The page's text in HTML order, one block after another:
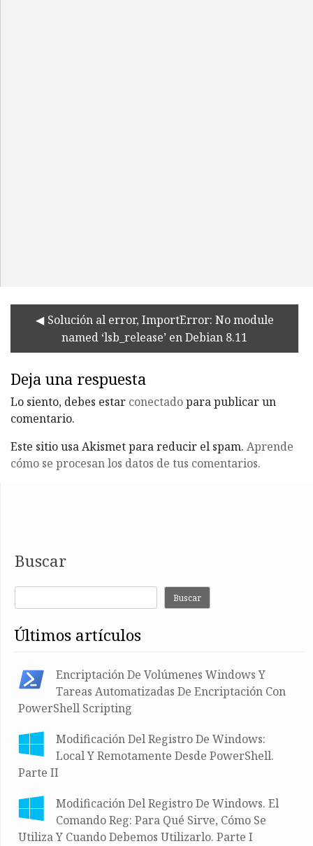
Solución al error, ImportError: No module
named ‘lsb_release’ en Debian 8.11
Deja una respuesta
Lo siento, debes estar conectadopara publicar un
comentario.
Este sitio usa Akismet para reducir el spam. Aprende
cómo se procesan los datos de tus comentarios.
Buscar
Buscar
últimos artículos
Encriptación De Volúmenes Windows Y
Tareas Automatizadas De Encriptación Con
PowerShell Scripting
Modificación Del Registro De Windows:
Local Y Remotamente Desde PowerShell.
Parte II
Modificación Del Registro De Windows. El
Comando Reg: Para Qué Sirve, Cómo Se
Utiliza Y Cuando Debemos Utilizarlo. Parte I